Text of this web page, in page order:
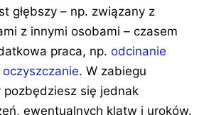
głębszy – np. związany z
z innymi osobami – czasem
praca, np. odcinanie
oczyszczanie. W zabiegu
pozbędziesz się jednak
ewentualnych klątw i uroków.